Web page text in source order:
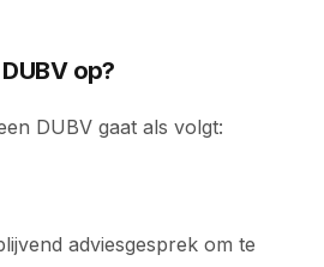
op?
DUBV gaat als volgt:
adviesgesprek om te